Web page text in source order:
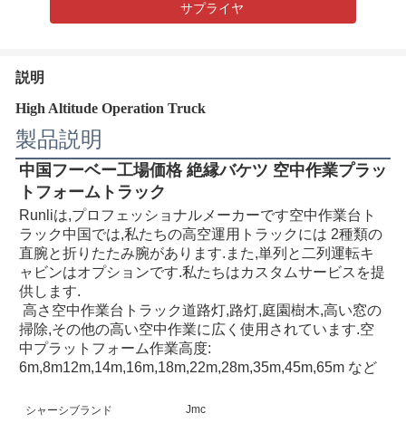
サプライヤ
説明
High Altitude Operation Truck
製品説明
中国フーベー工場価格 絶縁バケツ 空中作業プラッ
トフォームトラック
Runliは,プロフェッショナルメーカーです空中作業台ト
ラック 中国では,私たちの高空運用トラックには 2種類の
直腕と折りたたみ腕があります.また,単列と二列運転キ
ャビンはオプションです.私たちはカスタムサービスを提
供します.
高さ 空中作業台トラック道路灯,路灯,庭園樹木,高い窓の
掃除,その他の高い空中作業に広く使用されています.空
中プラットフォーム作業高度:
6m,8m12m,14m,16m,18m,22m,28m,35m,45m,65m など
シャーシブランド Jmc